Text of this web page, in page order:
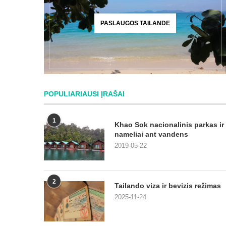
PASLAUGOS TAILANDE
POPULIARIAUSI ĮRAŠAI
1
Khao Sok nacionalinis parkas ir
nameliai ant vandens
2019-05-22
2 Tailando viza ir bevizis režimas
2025-11-24